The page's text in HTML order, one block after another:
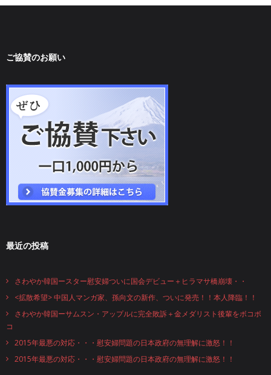
ご協賛のお願い
最近の投稿
さわやか韓国ースター慰安婦ついに国会デビュー＋ヒラマサ橋崩壊・・
<拡散希望> 中国人マンガ家、孫向文の新作、ついに発売！！本人降臨！！
さわやか韓国ーサムスン・アップルに完全敗訴＋金メダリスト後輩をボコボ
コ
2015年最悪の対応・・・慰安婦問題の日本政府の無理解に激怒！！
2015年最悪の対応・・・慰安婦問題の日本政府の無理解に激怒！！